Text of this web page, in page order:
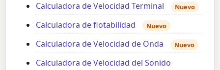
Calculadora de Velocidad Terminal Nuevo
Calculadora de flotabilidad Nuevo
Calculadora de Velocidad de Onda Nuevo
Calculadora de Velocidad del Sonido